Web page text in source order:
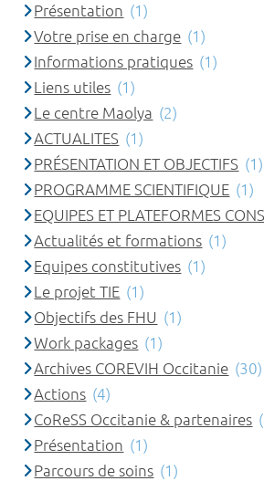
Présentation (1)
Votre prise en charge (1)
Informations pratiques (1)
Liens utiles (1)
Le centre Maolya (2)
ACTUALITES (1)
PRÉSENTATION ET OBJECTIFS (1)
PROGRAMME SCIENTIFIQUE (1)
EQUIPES ET PLATEFORMES
Actualités et formations (1)
Equipes constitutives (1)
Le projet TIE (1)
Objectifs des FHU (1)
Work packages (1)
Archives COREVIH Occitanie (30)
Actions (4)
CoReSS Occitanie & partenaires
Présentation (1)
Parcours de soins (1)